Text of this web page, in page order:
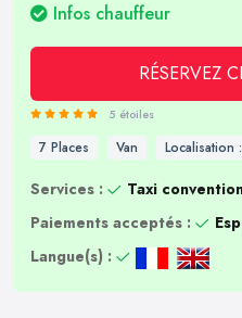
Infos chauffeur
RÉSERVEZ
5 étoiles
7 Places Van Localisation
Services :
Taxi
Paiements acceptés :
Langue(s) :